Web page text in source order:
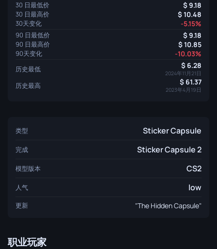
30 日最低价 9.18
30 日最高价 10.48
30天变化 -5.15%
90 日最低价 9.18
90 日最高价 10.85
90天变化 -10.03%
历史最低 6.28
2024年11月21日
历史最高 61.37
2023年4月19日
类型 Sticker Capsule
完成 Sticker Capsule 2
模型版本 CS2
人气 low
更新 "The Hidden Capsule"
职业玩家